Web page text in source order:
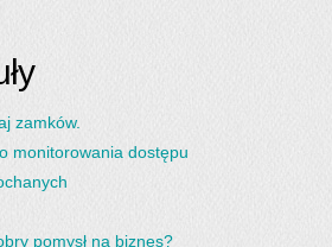
zamków.
monitorowania dostępu
pomysł na biznes?